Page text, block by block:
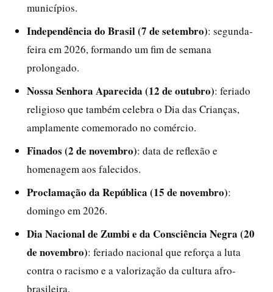
municípios.
Independência do Brasil (7 de setembro): segunda-
feira em 2026, formando um fim de semana
prolongado.
Nossa Senhora Aparecida (12 de outubro): feriado
religioso que também celebra o Dia das Crianças,
amplamente comemorado no comércio.
Finados (2 de novembro): data de reflexão e
homenagem aos falecidos.
Proclamação da República (15 de novembro):
domingo em 2026.
Dia Nacional de Zumbi e da Consciência Negra (20
de novembro): feriado nacional que reforça a luta
contra o racismo e a valorização da cultura afro-
brasileira.